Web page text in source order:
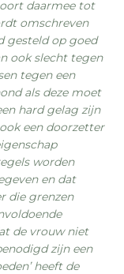
daarmee tot
omschreven
gesteld op goed
ook slecht tegen
tegen een
als deze moet
hard gelag zijn
een doorzetter
worden
en dat
die grenzen
de vrouw niet
zijn een
heeft de